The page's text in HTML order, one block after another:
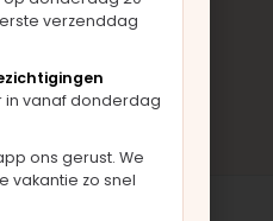
verzenddag
in vanaf donderdag
ons gerust. We
vakantie zo snel